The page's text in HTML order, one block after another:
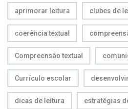
aprimorar leitura clubes de
coerência textual
Compreensão textual
Currículo escolar
dicas de leitura estratégias